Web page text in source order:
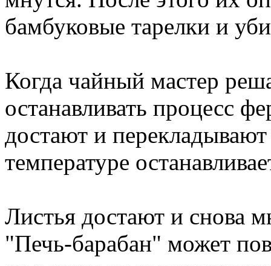
бамбуковые тарелки и
Когда чайный мастер
останавливать процесс
достают и
температуре
Листья достают и снова
"Печь-барабан" может